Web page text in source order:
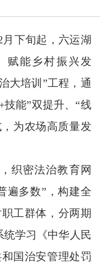
月下旬起，六运湖
赋能乡村振兴发
大培训”工程，通
技能”双提升、“线
，为农场高质量发
织密法治教育网
遍多数”，构建全
工群体，分两期
统学习《中华人民
国治安管理处罚